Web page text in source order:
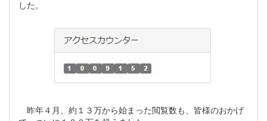
した。
昨年４月、約１３万から始まった閲覧数も、皆様のおかげ